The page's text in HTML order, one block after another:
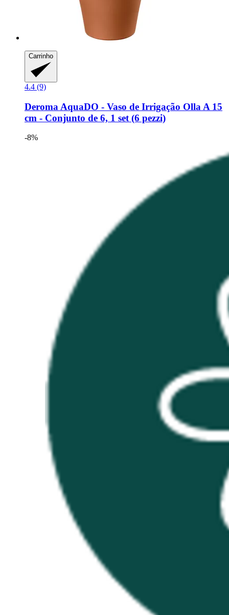
Carrinho
4.4 (9)
Deroma AquaDO -​ Vaso de Irrigação Olla A 15
cm -​ Conjunto de 6, 1 set (6 pezzi)
-8%